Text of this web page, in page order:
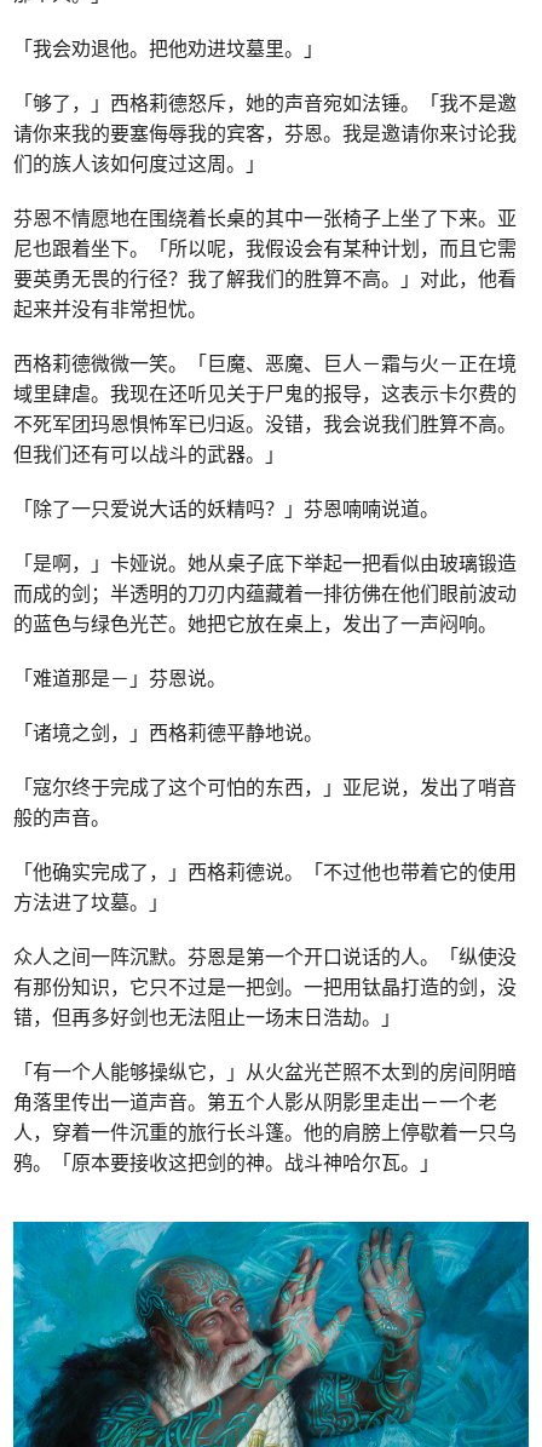
「我会劝退他。把他劝进坟墓里。」
「够了，」西格莉德怒斥，她的声音宛如法锤。「我不是邀
请你来我的要塞侮辱我的宾客，芬恩。我是邀请你来讨论我
们的族人该如何度过这周。」
芬恩不情愿地在围绕着长桌的其中一张椅子上坐了下来。亚
尼也跟着坐下。「所以呢，我假设会有某种计划，而且它需
要英勇无畏的行径？我了解我们的胜算不高。」对此，他看
起来并没有非常担忧。
西格莉德微微一笑。「巨魔、恶魔、巨人－霜与火－正在境
域里肆虐。我现在还听见关于尸鬼的报导，这表示卡尔费的
不死军团玛恩惧怖军已归返。没错，我会说我们胜算不高。
但我们还有可以战斗的武器。」
「除了一只爱说大话的妖精吗？」芬恩喃喃说道。
「是啊，」卡娅说。她从桌子底下举起一把看似由玻璃锻造
而成的剑；半透明的刀刃内蕴藏着一排彷佛在他们眼前波动
的蓝色与绿色光芒。她把它放在桌上，发出了一声闷响。
「难道那是－」芬恩说。
「诸境之剑，」西格莉德平静地说。
「寇尔终于完成了这个可怕的东西，」亚尼说，发出了哨音
般的声音。
「他确实完成了，」西格莉德说。「不过他也带着它的使用
方法进了坟墓。」
众人之间一阵沉默。芬恩是第一个开口说话的人。「纵使没
有那份知识，它只不过是一把剑。一把用钛晶打造的剑，没
错，但再多好剑也无法阻止一场末日浩劫。」
「有一个人能够操纵它，」从火盆光芒照不太到的房间阴暗
角落里传出一道声音。第五个人影从阴影里走出－一个老
人，穿着一件沉重的旅行长斗篷。他的肩膀上停歇着一只乌
鸦。「原本要接收这把剑的神。战斗神哈尔瓦。」